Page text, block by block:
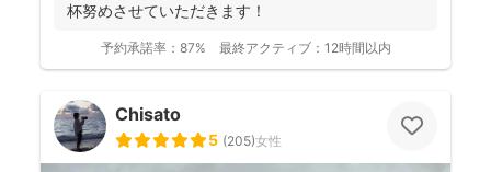
杯努めさせていただきます！
予約承諾率： 87% 最終アクティブ： 12時間以内
Chisato
5 (205)女性